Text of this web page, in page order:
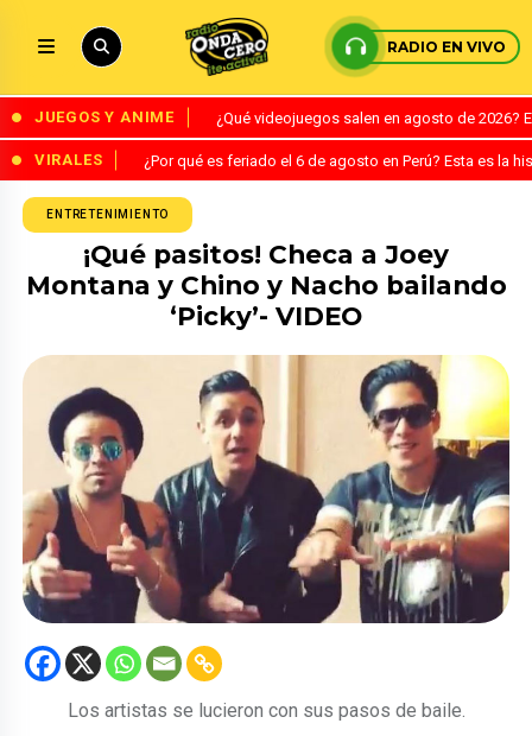
RADIO EN VIVO
JUEGOS Y ANIME ¿Qué videojuegos salen en agosto de
VIRALES ¿Por qué es feriado el 6 de agosto en Perú? Esta es la
ENTRETENIMIENTO
¡Qué pasitos! Checa a Joey
Montana y Chino y Nacho bailando
‘Picky’- VIDEO
Los artistas se lucieron con sus pasos de baile.